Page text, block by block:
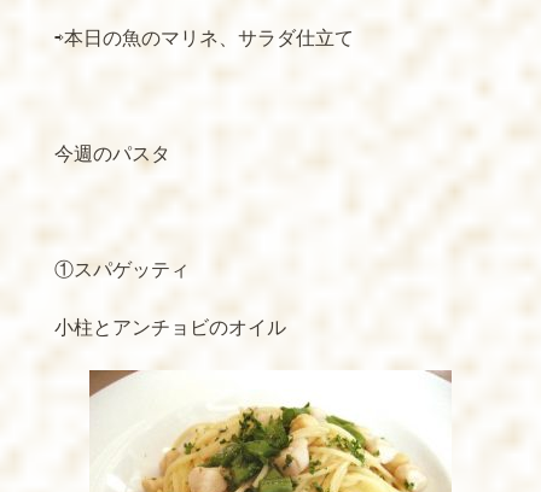
⇨本日の魚のマリネ、サラダ仕立て
今週のパスタ
①スパゲッティ
小柱とアンチョビのオイル